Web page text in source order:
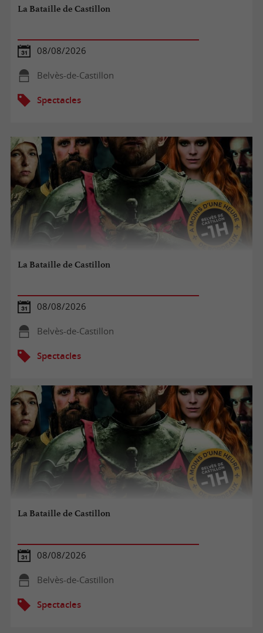
La Bataille de Castillon
08/08/2026
Belvès-de-Castillon
Spectacles
La Bataille de Castillon
08/08/2026
Belvès-de-Castillon
Spectacles
La Bataille de Castillon
08/08/2026
Belvès-de-Castillon
Spectacles